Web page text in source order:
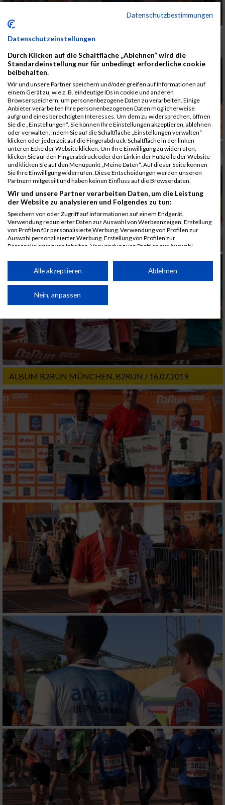
ALBUM B2RUN MÜNCHEN, B2RUN / 16.07.2019
Datenschutzbestimmungen
Datenschutzeinstellungen
Durch Klicken auf die Schaltfläche „Ablehnen“ wird die
Standardeinstellung nur für unbedingt erforderliche cookie
beibehalten.
Wir und unsere Partner speichern und/oder greifen auf Informationen auf
einem Gerät zu, wie z. B. eindeutige IDs in cookie und anderen
Browserspeichern, um personenbezogene Daten zu verarbeiten. Einige
Anbieter verarbeiten Ihre personenbezogenen Daten möglicherweise
aufgrund eines berechtigten Interesses. Um dem zu widersprechen, öffnen
Sie die „Einstellungen“. Sie können Ihre Einstellungen akzeptieren, ablehnen
oder verwalten, indem Sie auf die Schaltfläche „Einstellungen verwalten“
klicken oder jederzeit auf die Fingerabdruck-Schaltfläche in der linken
unteren Ecke der Website klicken. Um Ihre Einwilligung zu widerrufen,
klicken Sie auf den Fingerabdruck oder den Link in der Fußzeile der Website
und klicken Sie auf den Menüpunkt „Meine Daten“. Auf dieser Seite können
Sie Ihre Einwilligung widerrufen. Diese Entscheidungen werden unseren
Partnern mitgeteilt und haben keinen Einfluss auf die Browserdaten.
Wir und unsere Partner verarbeiten Daten, um die Leistung
der Website zu analysieren und Folgendes zu tun:
Speichern von oder Zugriff auf Informationen auf einem Endgerät.
Verwendung reduzierter Daten zur Auswahl von Werbeanzeigen. Erstellung
von Profilen für personalisierte Werbung. Verwendung von Profilen zur
Auswahl personalisierter Werbung. Erstellung von Profilen zur
Personalisierung von Inhalten. Verwendung von Profilen zur Auswahl
Performance von Inhalten. Analyse von Zielgruppen durch Statistiken oder
Kombinationen von Daten aus verschiedenen Quellen. Entwicklung und
von Inhalten.
Daten können außerhalb der Europäischen Union weitergegeben und in die
Website/App.
Partnerliste anzeigen (1 IAB-Anbieter)
Wir nutzen Ihre Daten für folgende Zwecke:
IAB-Verarbeitungszwecke:
Speichern von oder Zugriff auf Informationen
auf einem Endgerät
Verwendung reduzierter Daten zur Auswahl
von Werbeanzeigen
Erstellung von Profilen für personalisierte
Werbung
Verwendung von Profilen zur Auswahl
personalisierter Werbung
Erstellung von Profilen zur Personalisierung
von Inhalten
Verwendung von Profilen zur Auswahl
personalisierter Inhalte
Messung der Werbeleistung
Messung der Performance von Inhalten
Analyse von Zielgruppen durch Statistiken
oder Kombinationen von Daten aus
verschiedenen Quellen
Entwicklung und Verbesserung der Angebote
Verwendung reduzierter Daten zur Auswahl
von Inhalten
IAB-Besonderheiten:
Verwendung genauer Standortdaten
Geräte anhand von aktiv angeforderten
Informationen identifizieren
Nicht-IAB-Verarbeitungszwecke:
Alle akzeptieren Ablehnen
Nein, anpassen